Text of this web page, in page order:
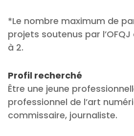
*Le nombre maximum de
projets soutenus par
à 2.
Profil recherché
Être une jeune
professionnel de l’art
commissaire, journaliste.